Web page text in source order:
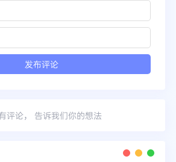
评论， 告诉我们你的想法